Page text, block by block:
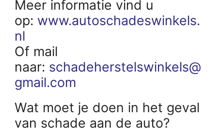
Meer informatie vind u
op: www.autoschadeswinkels.
nl
Of mail
naar: schadeherstelswinkels@
gmail.com
Wat moet je doen in het geval
van schade aan de auto?